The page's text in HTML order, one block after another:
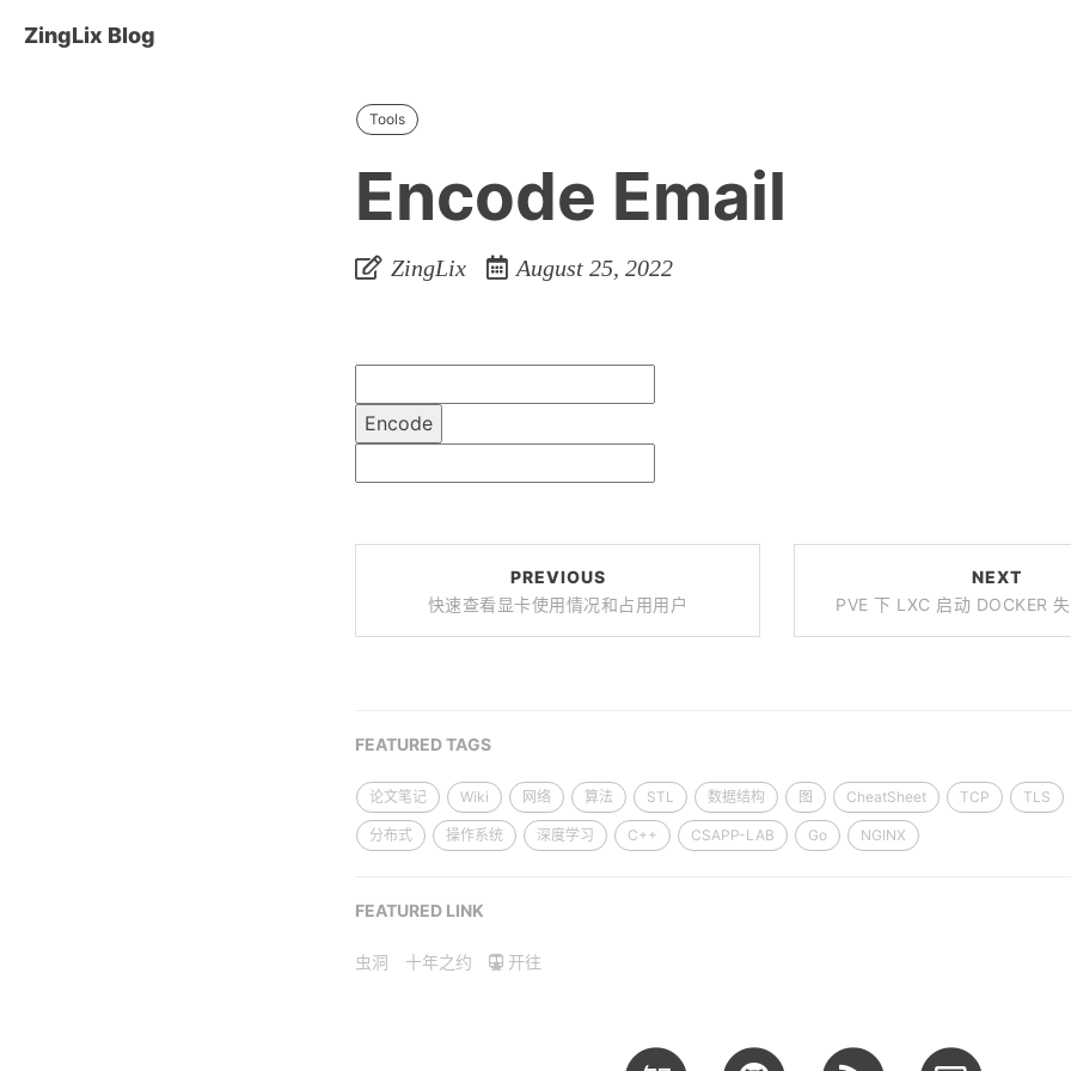
ZingLix Blog
Tools
Encode Email
ZingLix August 25, 2022
Encode
PREVIOUS
快速查看显卡使用情况和占用用户
NEXT
PVE 下 LXC 启动 DOCKER
FEATURED TAGS
论文笔记 Wiki 网络 算法 STL 数据结构 图 CheatSheet TCP TLS
分布式 操作系统 深度学习 C++ CSAPP-LAB Go NGINX
FEATURED LINK
虫洞 十年之约 开往